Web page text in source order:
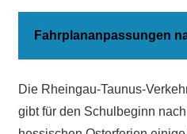
Fahrplananpassungen
Die Rheingau-Taunus-
gibt für den Schulbeginn